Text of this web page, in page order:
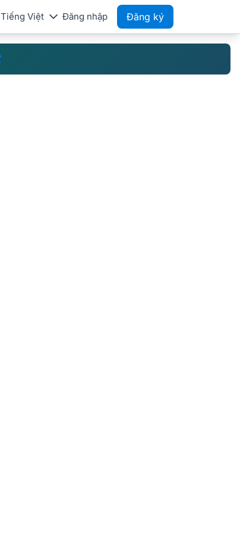
Tiếng Việt Đăng nhập Đăng ký